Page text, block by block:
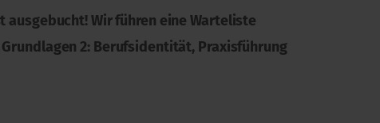
ausgebucht! Wir führen eine Warteliste
Grundlagen 2: Berufsidentität, Praxisführung